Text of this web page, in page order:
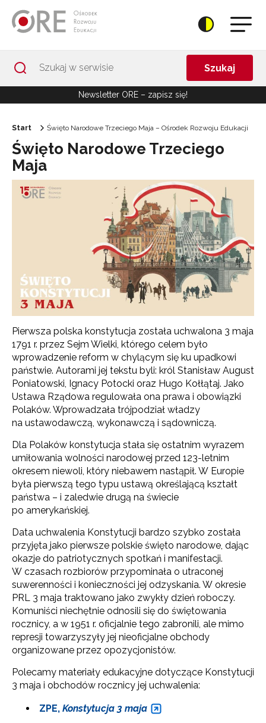
Szukaj
Newsletter ORE – zapisz się!
Start Święto Narodowe Trzeciego Maja – Ośrodek Rozwoju Edukacji
Święto Narodowe Trzeciego
Maja
Pierwsza polska konstytucja została uchwalona 3 maja
1791 r. przez Sejm Wielki, którego celem było
wprowadzenie reform w chylącym się ku upadkowi
państwie. Autorami jej tekstu byli: król Stanisław August
Poniatowski, Ignacy Potocki oraz Hugo Kołłątaj. Jako
Ustawa Rządowa regulowała ona prawa i obowiązki
Polaków. Wprowadzała trójpodział władzy
na ustawodawczą, wykonawczą i sądowniczą.
Dla Polaków konstytucja stała się ostatnim wyrazem
umiłowania wolności narodowej przed 123-letnim
okresem niewoli, który niebawem nastąpił. W Europie
była pierwszą tego typu ustawą określającą kształt
państwa – i zaledwie drugą na świecie
po amerykańskiej.
Data uchwalenia Konstytucji bardzo szybko została
przyjęta jako pierwsze polskie święto narodowe, dając
okazje do patriotycznych spotkań i manifestacji.
W czasach rozbiorów przypominała o utraconej
suwerenności i konieczności jej odzyskania. W okresie
PRL 3 maja traktowano jako zwykły dzień roboczy.
Komuniści niechętnie odnosili się do świętowania
rocznicy, a w 1951 r. oficjalnie tego zabronili, ale mimo
represji towarzyszyły jej nieoficjalne obchody
organizowane przez opozycjonistów.
Polecamy materiały edukacyjne dotyczące Konstytucji
3 maja i obchodów rocznicy jej uchwalenia:
ZPE, Konstytucja 3 maja